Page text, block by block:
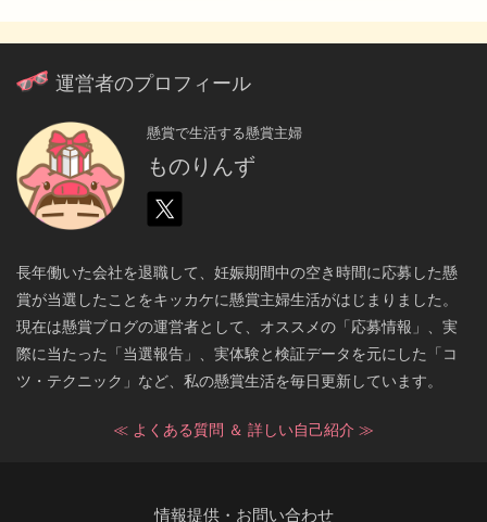
運営者のプロフィール
懸賞で生活する懸賞主婦
ものりんず
長年働いた会社を退職して、妊娠期間中の空き時間に応募した懸
賞が当選したことをキッカケに懸賞主婦生活がはじまりました。
現在は懸賞ブログの運営者として、オススメの「応募情報」、実
際に当たった「当選報告」、実体験と検証データを元にした「コ
ツ・テクニック」など、私の懸賞生活を毎日更新しています。
≪ よくある質問 ＆ 詳しい自己紹介 ≫
情報提供・お問い合わせ